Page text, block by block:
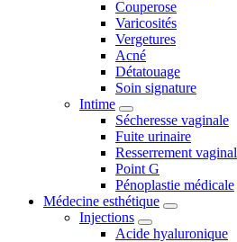
Couperose
Varicosités
Vergetures
Acné
Détatouage
Soin signature
Intime
Sécheresse vaginale
Fuite urinaire
Resserrement vaginal
Point G
Pénoplastie médicale
Médecine esthétique
Injections
Acide hyaluronique